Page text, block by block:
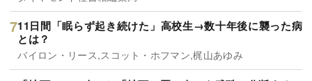
11日間「眠らず起き続けた」高校生→数十年後に襲った病
とは？
バイロン・リース,スコット・ホフマン,梶山あゆみ